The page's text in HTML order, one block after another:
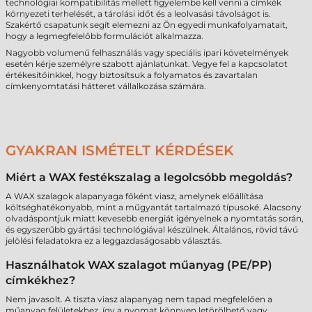
technológiai kompatibilitás mellett figyelembe kell venni a címkék
környezeti terhelését, a tárolási időt és a leolvasási távolságot is.
Szakértő csapatunk segít elemezni az Ön egyedi munkafolyamatait,
hogy a legmegfelelőbb formulációt alkalmazza.
Nagyobb volumenű felhasználás vagy speciális ipari követelmények
esetén kérje személyre szabott ajánlatunkat. Vegye fel a kapcsolatot
értékesítőinkkel, hogy biztosítsuk a folyamatos és zavartalan
címkenyomtatási hátteret vállalkozása számára.
GYAKRAN ISMÉTELT KÉRDÉSEK
Miért a WAX festékszalag a legolcsóbb megoldás?
A WAX szalagok alapanyaga főként viasz, amelynek előállítása
költséghatékonyabb, mint a műgyantát tartalmazó típusoké. Alacsony
olvadáspontjuk miatt kevesebb energiát igényelnek a nyomtatás során,
és egyszerűbb gyártási technológiával készülnek. Általános, rövid távú
jelölési feladatokra ez a leggazdaságosabb választás.
Használhatok WAX szalagot műanyag (PE/PP)
címkékhez?
Nem javasolt. A tiszta viasz alapanyag nem tapad megfelelően a